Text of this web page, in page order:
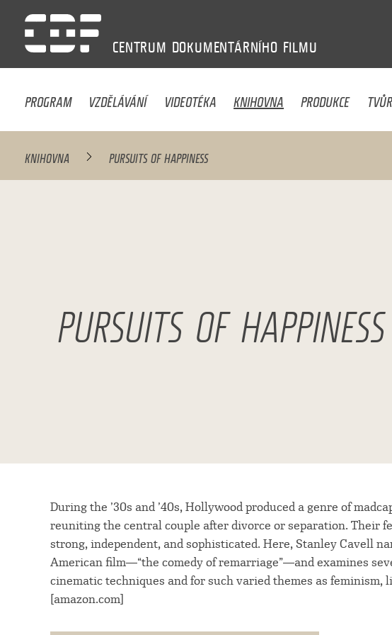
CENTRUM DOKUMENTÁRNÍHO FILMU
PROGRAM VZDĚLÁVÁNÍ VIDEOTÉKA KNIHOVNA PRODUKCE
KNIHOVNA PURSUITS OF HAPPINESS
PURSUITS OF HAPPINESS
During the ’30s and ’40s, Hollywood produced a genre of
reuniting the central couple after divorce or separation. Their
strong, independent, and sophisticated. Here, Stanley Cavell
American film―“the comedy of remarriage”―and examines
cinematic techniques and for such varied themes as feminism,
[amazon.com]